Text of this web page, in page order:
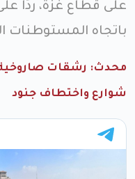
على قطاع غزة، ردًا
باتجاه المستوطنات
محدث: رشقات
شوارع واختطاف جنود